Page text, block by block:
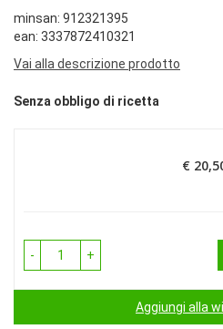
minsan: 912321395
ean: 3337872410321
Vai alla descrizione prodotto
Senza obbligo di ricetta
€
- +
Aggiungi alla